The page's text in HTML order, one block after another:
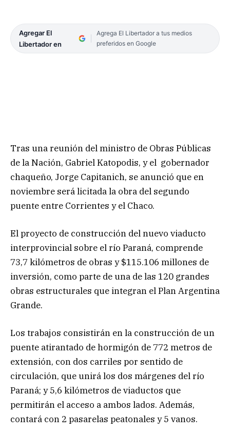
Agregar El
Libertador en
Agrega El Libertador a tus medios
preferidos en Google
Tras una reunión del ministro de Obras Públicas
de la Nación, Gabriel Katopodis, y el gobernador
chaqueño, Jorge Capitanich, se anunció que en
noviembre será licitada la obra del segundo
puente entre Corrientes y el Chaco.
El proyecto de construcción del nuevo viaducto
interprovincial sobre el río Paraná, comprende
73,7 kilómetros de obras y $115.106 millones de
inversión, como parte de una de las 120 grandes
obras estructurales que integran el Plan Argentina
Grande.
Los trabajos consistirán en la construcción de un
puente atirantado de hormigón de 772 metros de
extensión, con dos carriles por sentido de
circulación, que unirá los dos márgenes del río
Paraná; y 5,6 kilómetros de viaductos que
permitirán el acceso a ambos lados. Además,
contará con 2 pasarelas peatonales y 5 vanos.